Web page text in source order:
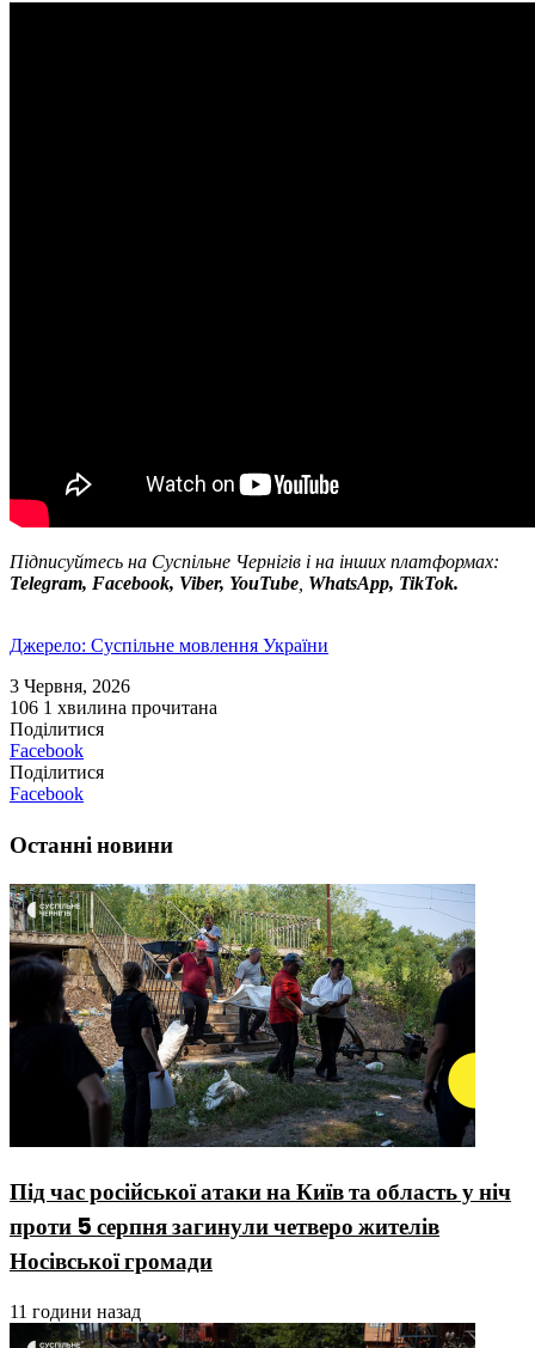
Підписуйтесь на Суспільне Чернігів і на інших платформах:
Telegram, Facebook, Viber, YouTube WhatsApp, TikTok.
Джерело: Суспільне мовлення України
3 Червня, 2026
106 1 хвилина прочитана
Поділитися
Facebook
Поділитися
Facebook
Останні новини
Під час російської атаки на Київ та область у ніч
проти 5 серпня загинули четверо жителів
Носівської громади
11 години назад